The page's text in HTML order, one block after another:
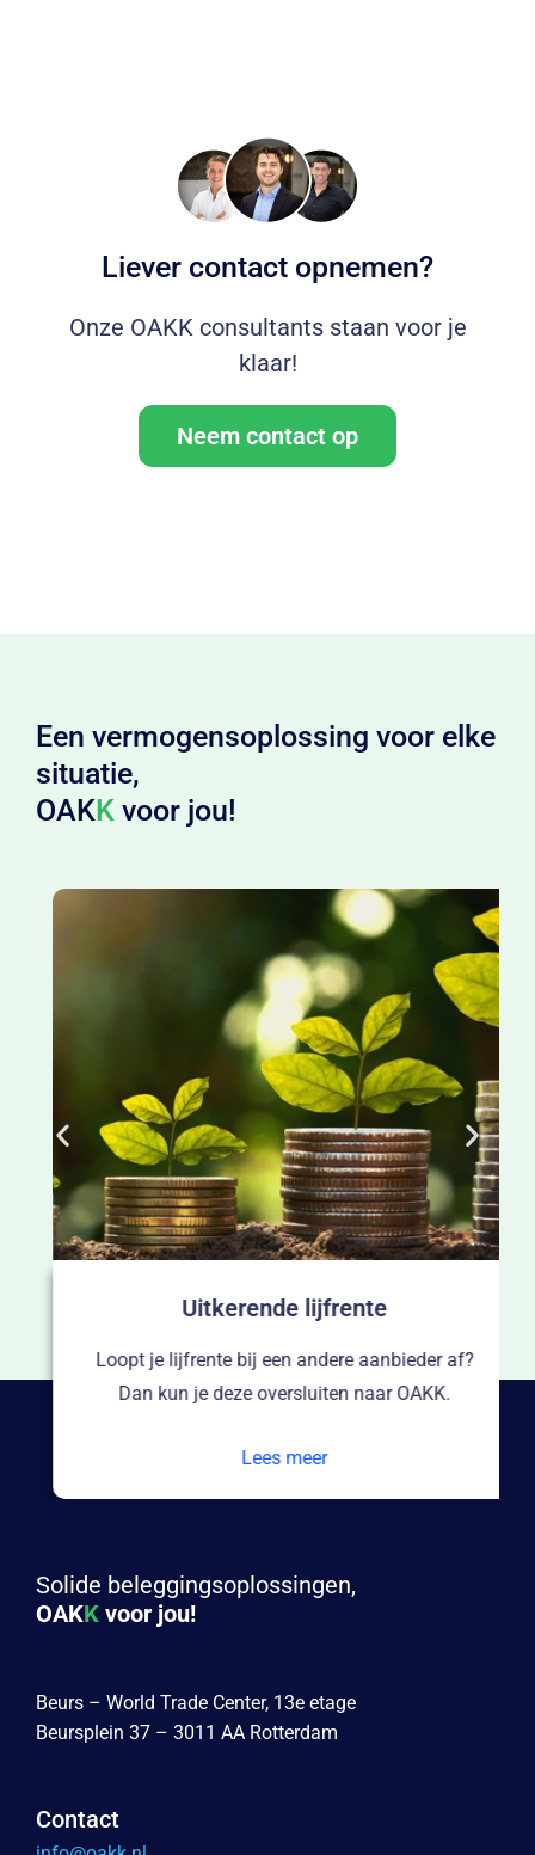
Liever contact opnemen?
Onze OAKK consultants staan voor je
klaar!
Neem contact op
Een vermogensoplossing voor elke
situatie,
OAKK voor jou!
Uitkerende lijfrente
Loopt je lijfrente bij een andere aanbieder af?
Dan kun je deze oversluiten naar OAKK.
Lees meer
Solide beleggingsoplossingen,
OAKK voor jou!
Beurs – World Trade Center, 13e etage
Beursplein 37 – 3011 AA Rotterdam
Contact